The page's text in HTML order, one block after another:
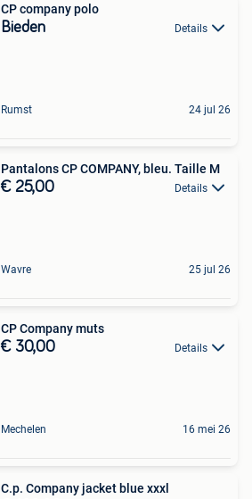
CP company polo
Bieden Details
Rumst 24 jul 26
Pantalons CP COMPANY, bleu. Taille M
€ 25,00 Details
Wavre 25 jul 26
CP Company muts
€ 30,00 Details
Mechelen 16 mei 26
C.p. Company jacket blue xxxl